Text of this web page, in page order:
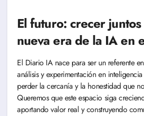
El futuro: crecer
nueva era de la IA en
El Diario IA nace para ser un referente
análisis y experimentación en
perder la cercanía y la honestidad que
Queremos que este espacio siga
aportando valor real y construyendo